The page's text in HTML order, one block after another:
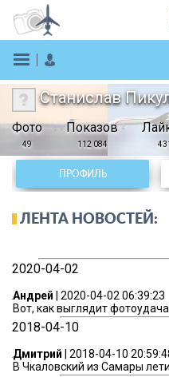
Поиск
Поиск в
Станислав
Фото
49
Показов
112 084 431
ПРОФИЛЬ
ЛЕНТА НОВОСТЕЙ:
2020-04-02
Андрей | 2020-04-02 06:39:23
Вот, как выглядит
2018-04-10
Дмитрий | 2018-04-10
В Чкаловский из Самары